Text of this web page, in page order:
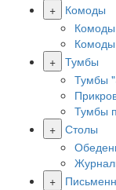
+
Комоды
Комоды
+ Тумбы
Тумбы
Тумбы
+ Столы
+